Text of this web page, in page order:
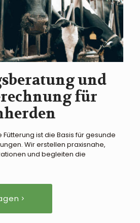
und
für
ist die Basis für gesunde
Wir erstellen praxisnahe,
und begleiten die